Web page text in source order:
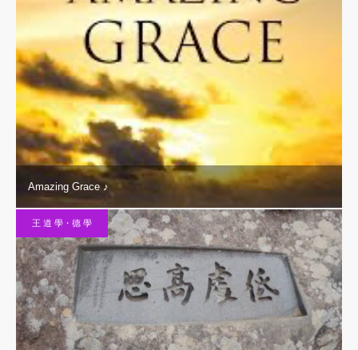
Amazing Grace ♪
王 道 學・德 學